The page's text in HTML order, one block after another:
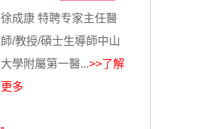
徐成康 特聘专家主任醫
師/教授/碩士生導師中山
大學附屬第一醫...>>了解
更多